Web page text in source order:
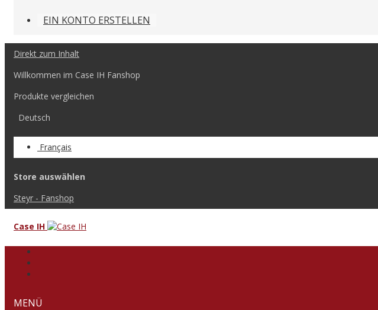
EIN KONTO ERSTELLEN
Direkt zum Inhalt
Willkommen im Case IH Fanshop
Produkte vergleichen
Deutsch
Français
Store auswählen
Steyr - Fanshop
Case IH
MENÜ